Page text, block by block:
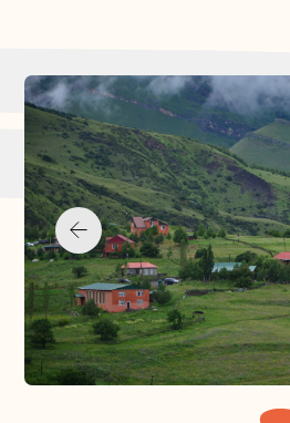
ПОСМОТРЕТЬ ВСЕ
ЗАБРОНИРОВАТЬ
ВОПРОСЫ
Ниже представлен список наиболее часто